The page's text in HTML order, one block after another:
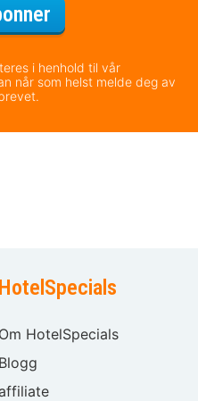
i henhold til vår
når som helst melde deg av
HotelSpecials
Om HotelSpecials
Blogg